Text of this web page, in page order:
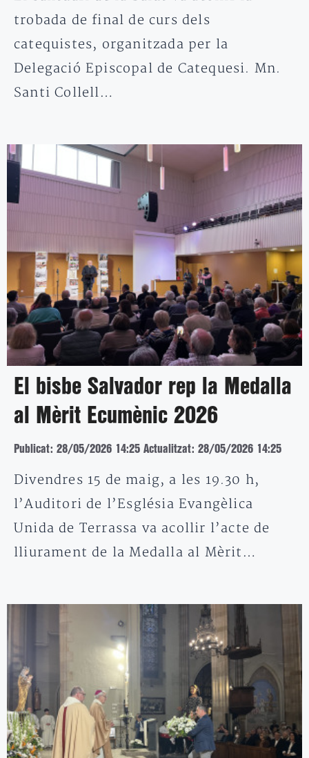
trobada de final de curs dels
catequistes, organitzada per la
Delegació Episcopal de Catequesi. Mn.
Santi Collell…
El bisbe Salvador rep la Medalla
al Mèrit Ecumènic 2026
Publicat: 28/05/2026 14:25 Actualitzat: 28/05/2026 14:25
Divendres 15 de maig, a les 19.30 h,
l’Auditori de l’Església Evangèlica
Unida de Terrassa va acollir l’acte de
lliurament de la Medalla al Mèrit…